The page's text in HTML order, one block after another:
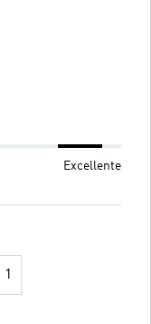
Excellente
1